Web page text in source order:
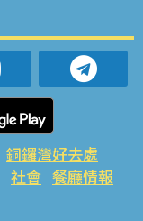
銅鑼灣好去處
社會 餐廳情報